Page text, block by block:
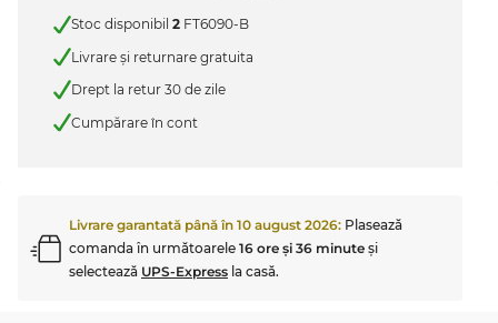
Stoc disponibil 2 FT6090-B
Livrare şi returnare gratuita
Drept la retur 30 de zile
Cumpărare în cont
Livrare garantată până în 10 august 2026: Plasează
comanda în următoarele 16 ore şi 36 minute şi
selectează UPS-Express la casă.